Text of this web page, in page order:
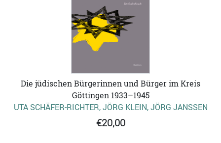
Die jüdischen Bürgerinnen und Bürger im Kreis
Göttingen 1933–1945
UTA SCHÄFER-RICHTER, JÖRG KLEIN, JÖRG JANSSEN
€20,00